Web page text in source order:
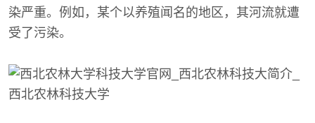
染严重。例如，某个以养殖闻名的地区，其河流就遭
受了污染。